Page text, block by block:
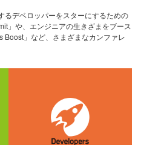
デベロッパーをスターにするための
」や、エンジニアの生きざまをブース
Boost」など、さまざまなカンファレ